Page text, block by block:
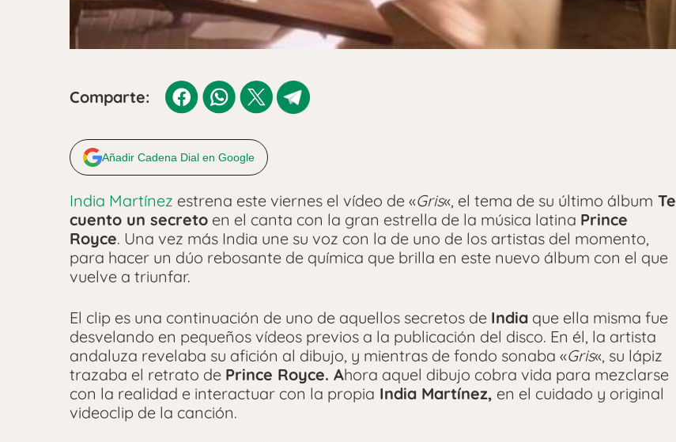
Comparte:
Añadir Cadena Dial en Google
India Martínez estrena este viernes el vídeo de «Gris«, el tema de su último álbum Te
cuento un secreto en el canta con la gran estrella de la música latina Prince
Royce. Una vez más India une su voz con la de uno de los artistas del momento,
para hacer un dúo rebosante de química que brilla en este nuevo álbum con el que
vuelve a triunfar.
El clip es una continuación de uno de aquellos secretos de India que ella misma fue
desvelando en pequeños vídeos previos a la publicación del disco. En él, la artista
andaluza revelaba su afición al dibujo, y mientras de fondo sonaba «Gris«, su lápiz
trazaba el retrato de Prince Royce. Ahora aquel dibujo cobra vida para mezclarse
con la realidad e interactuar con la propia India Martínez, en el cuidado y original
videoclip de la canción.